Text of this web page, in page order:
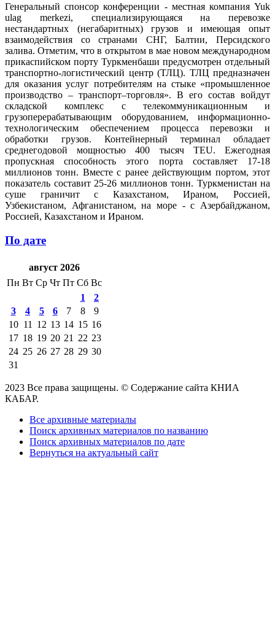
Генеральный спонсор конференции - местная компания Yuk
ulag merkezi, специализирующаяся на перевозке
нестандартных (негабаритных) грузов и имеющая опыт
взаимодействия со странами СНГ, Балтии, Персидского
залива. Отметим, что в открытом в мае новом международном
прикаспийском порту Туркменбаши предусмотрен отдельный
транспортно-логистический центр (ТЛЦ). ТЛЦ предназначен
для оказания услуг потребителям на стыке «промышленное
производство – транспорт–торговля». В его состав войдут
складской комплекс с телекоммуникационным и
грузоперерабатывающим оборудованием, информационно-
технологическим обеспечением процесса перевозки и
обработки грузов. Контейнерный терминал обладает
среднегодовой мощностью 400 тысяч TEU. Ежегодная
пропускная способность этого порта составляет 17-18
миллионов тонн. Вместе с ранее действующим портом, этот
показатель составит 25-26 миллионов тонн. Туркменистан на
суше граничит с Казахстаном, Ираном, Россией,
Узбекистаном, Афганистаном, на море - с Азербайджаном,
Россией, Казахстаном и Ираном.
По дате
август 2026
Пн Вт Ср Чт Пт Сб Вс
1
2
3
4 5 6 7 8
9
10 11 12 13 14 15 16
17 18 19 20 21 22 23
24 25 26 27 28 29 30
31
2023 Все права защищены. © Содержание сайта КНИА
КАБАР.
Все архивные материалы
Поиск архивных материалов по названию
Поиск архивных материалов по дате
Вернуться на актуальный сайт